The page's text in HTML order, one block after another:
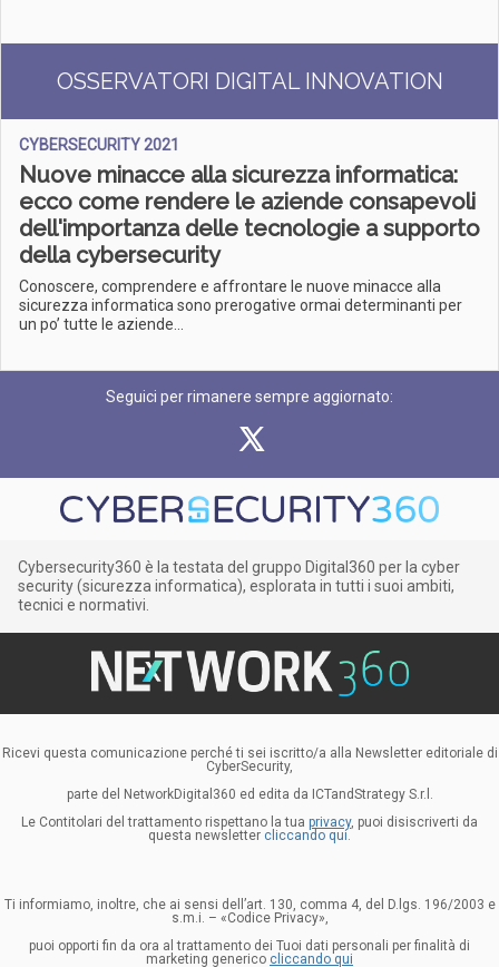
OSSERVATORI DIGITAL INNOVATION
CYBERSECURITY 2021
Nuove minacce alla sicurezza informatica:
ecco come rendere le aziende consapevoli
dell'importanza delle tecnologie a supporto
della cybersecurity
Conoscere, comprendere e affrontare le nuove minacce alla
sicurezza informatica sono prerogative ormai determinanti per
un po’ tutte le aziende...
Seguici per rimanere sempre aggiornato:
Cybersecurity360 è la testata del gruppo Digital360 per la cyber
security (sicurezza informatica), esplorata in tutti i suoi ambiti,
tecnici e normativi.
Ricevi questa comunicazione perché ti sei iscritto/a alla Newsletter editoriale di
CyberSecurity,
parte del NetworkDigital360 ed edita da ICTandStrategy S.r.l.
Le Contitolari del trattamento rispettano la tua privacy, puoi disiscriverti da
questa newsletter cliccando qui.
Ti informiamo, inoltre, che ai sensi dell’art. 130, comma 4, del D.lgs. 196/2003 e
s.m.i. – «Codice Privacy»,
puoi opporti fin da ora al trattamento dei Tuoi dati personali per finalità di
marketing generico cliccando qui